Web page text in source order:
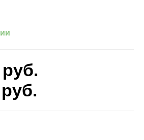
руб.
руб.